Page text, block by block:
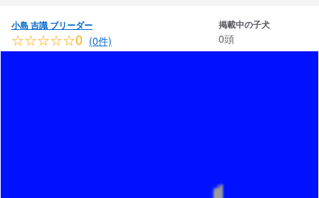
小島 吉識 ブリーダー
☆☆☆☆☆0 (0件)
掲載中の子犬
0頭